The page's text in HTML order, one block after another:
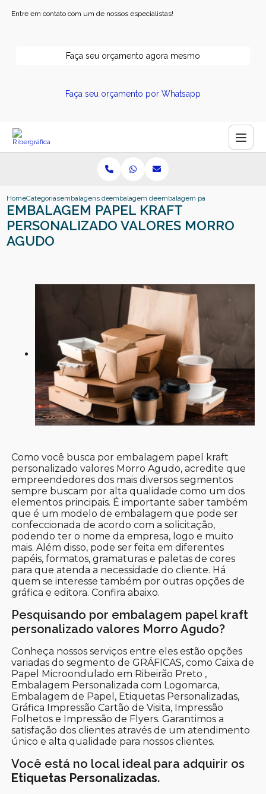
Entre em contato com um de nossos especialistas!
Faça seu orçamento agora mesmo
Faça seu orçamento por Whatsapp
HomeCategoriasembalagens de papelembalagem de papelembalagem papel kraft
EMBALAGEM PAPEL KRAFT
PERSONALIZADO VALORES MORRO
AGUDO
Como você busca por embalagem papel kraft
personalizado valores Morro Agudo, acredite que
empreendedores dos mais diversos segmentos
sempre buscam por alta qualidade como um dos
elementos principais. É importante saber também
que é um modelo de embalagem que pode ser
confeccionada de acordo com a solicitação,
podendo ter o nome da empresa, logo e muito
mais. Além disso, pode ser feita em diferentes
papéis, formatos, gramaturas e paletas de cores
para que atenda a necessidade do cliente. Há
quem se interesse também por outras opções de
gráfica e editora. Confira abaixo.
Pesquisando por embalagem papel kraft
personalizado valores Morro Agudo?
Conheça nossos serviços entre eles estão opções
variadas do segmento de GRÁFICAS, como Caixa de
Papel Microondulado em Ribeirão Preto ,
Embalagem Personalizada com Logomarca,
Embalagem de Papel, Etiquetas Personalizadas,
Gráfica Impressão Cartão de Visita, Impressão
Folhetos e Impressão de Flyers. Garantimos a
satisfação dos clientes através de um atendimento
único e alta qualidade para nossos clientes.
Você está no local ideal para adquirir os
Etiquetas Personalizadas.